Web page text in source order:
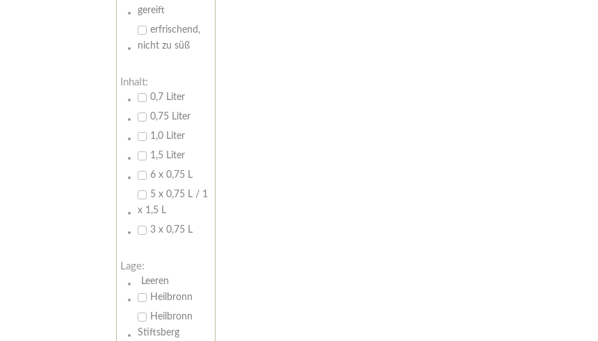
gereift
erfrischend,
nicht zu süß
Inhalt:
0,7 Liter
0,75 Liter
1,0 Liter
1,5 Liter
6 x 0,75 L
5 x 0,75 L / 1
x 1,5 L
3 x 0,75 L
Lage:
Leeren
Heilbronn
Heilbronn
Stiftsberg